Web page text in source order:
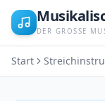
DER GROSSE
Start